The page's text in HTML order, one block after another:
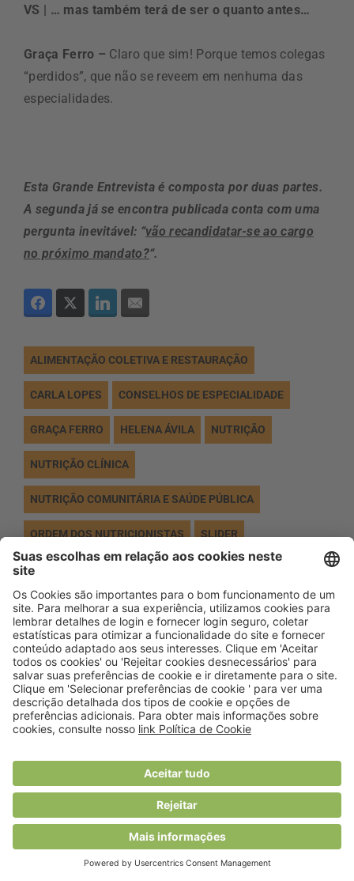
VS | … mas também terá de ser o quanto antes…
Graça Ferro – Claro que sim! Porque temos colegas
“perdidos”, que não se reveem em nenhuma das
especialidades.
Esta Grande Entrevista é composta por duas partes.
A segunda já se encontra publicada conta com uma
pergunta inevitável: “vão recandidatar-se ao cargo
no próximo mandato?“.
ALIMENTAÇÃO COLETIVA E RESTAURAÇÃO
CARLA LOPES CONSELHOS DE ESPECIALIDADE
GRAÇA FERRO HELENA ÁVILA NUTRIÇÃO
NUTRIÇÃO CLÍNICA
NUTRIÇÃO COMUNITÁRIA E SAÚDE PÚBLICA
ORDEM DOS NUTRICIONISTAS SLIDER